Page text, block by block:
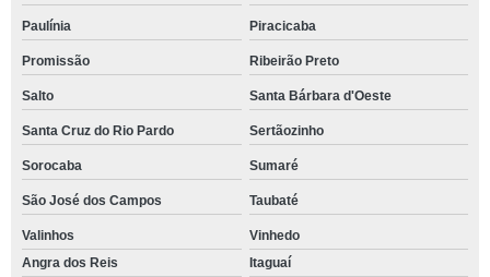
Paulínia Piracicaba
Promissão Ribeirão Preto
Salto Santa Bárbara d'Oeste
Santa Cruz do Rio Pardo Sertãozinho
Sorocaba Sumaré
São José dos Campos Taubaté
Valinhos
Vinhedo
Angra dos Reis
Itaguaí